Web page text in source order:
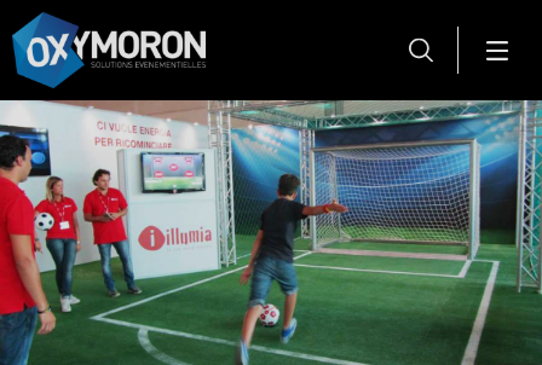
Panneau de gestion des cookies